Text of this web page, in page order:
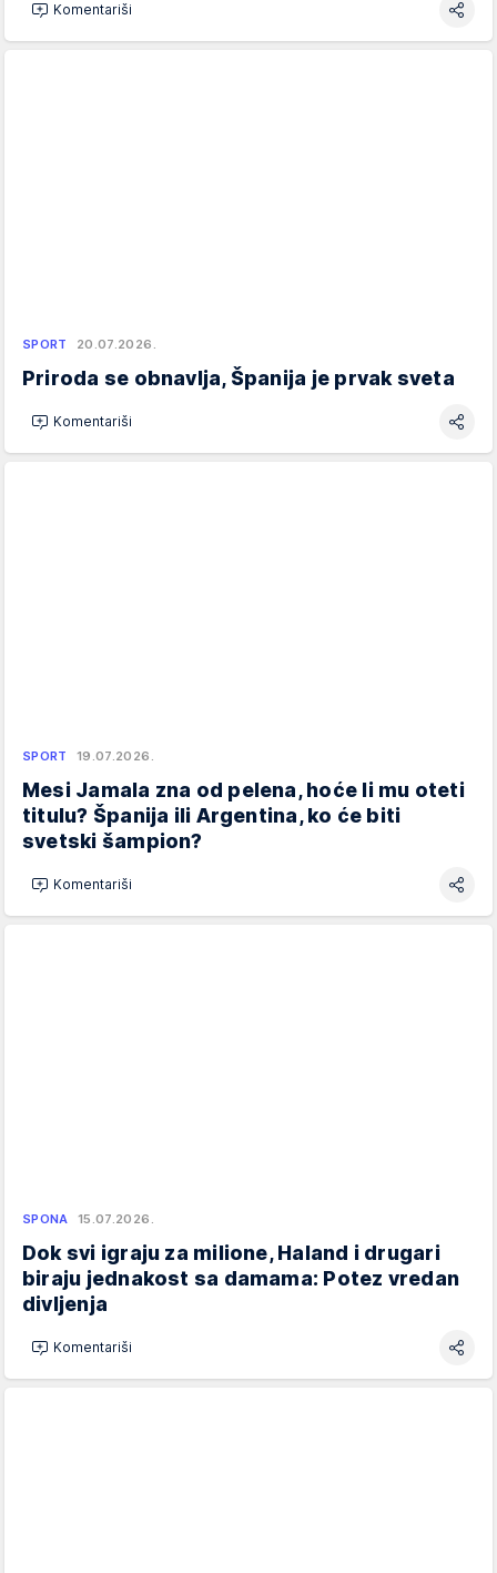
Komentariši
SPORT 20.07.2026.
Priroda se obnavlja, Španija je prvak sveta
Komentariši
SPORT 19.07.2026.
Mesi Jamala zna od pelena, hoće li mu oteti
titulu? Španija ili Argentina, ko će biti
svetski šampion?
Komentariši
SPONA 15.07.2026.
Dok svi igraju za milione, Haland i drugari
biraju jednakost sa damama: Potez vredan
divljenja
Komentariši